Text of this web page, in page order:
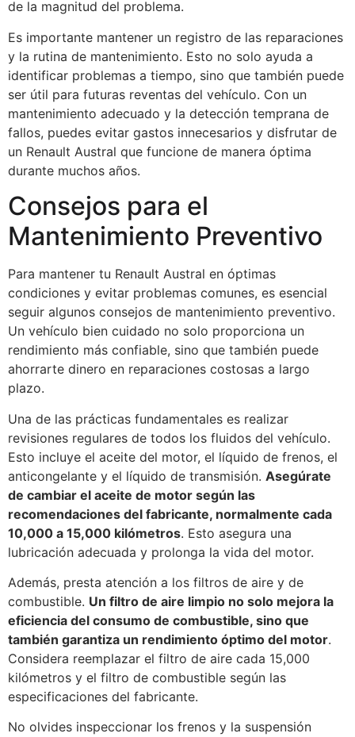
de la magnitud del problema.
Es importante mantener un registro de las reparaciones
y la rutina de mantenimiento. Esto no solo ayuda a
identificar problemas a tiempo, sino que también puede
ser útil para futuras reventas del vehículo. Con un
mantenimiento adecuado y la detección temprana de
fallos, puedes evitar gastos innecesarios y disfrutar de
un Renault Austral que funcione de manera óptima
durante muchos años.
Consejos para el
Mantenimiento Preventivo
Para mantener tu Renault Austral en óptimas
condiciones y evitar problemas comunes, es esencial
seguir algunos consejos de mantenimiento preventivo.
Un vehículo bien cuidado no solo proporciona un
rendimiento más confiable, sino que también puede
ahorrarte dinero en reparaciones costosas a largo
plazo.
Una de las prácticas fundamentales es realizar
revisiones regulares de todos los fluidos del vehículo.
Esto incluye el aceite del motor, el líquido de frenos, el
anticongelante y el líquido de transmisión. Asegúrate
de cambiar el aceite de motor según las
recomendaciones del fabricante, normalmente cada
10,000 a 15,000 kilómetros. Esto asegura una
lubricación adecuada y prolonga la vida del motor.
Además, presta atención a los filtros de aire y de
combustible. Un filtro de aire limpio no solo mejora la
eficiencia del consumo de combustible, sino que
también garantiza un rendimiento óptimo del motor.
Considera reemplazar el filtro de aire cada 15,000
kilómetros y el filtro de combustible según las
especificaciones del fabricante.
No olvides inspeccionar los frenos y la suspensión